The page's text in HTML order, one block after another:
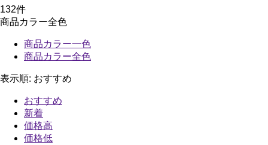
132件
商品カラー全色
商品カラー一色
商品カラー全色
表示順: おすすめ
おすすめ
新着
価格高
価格低